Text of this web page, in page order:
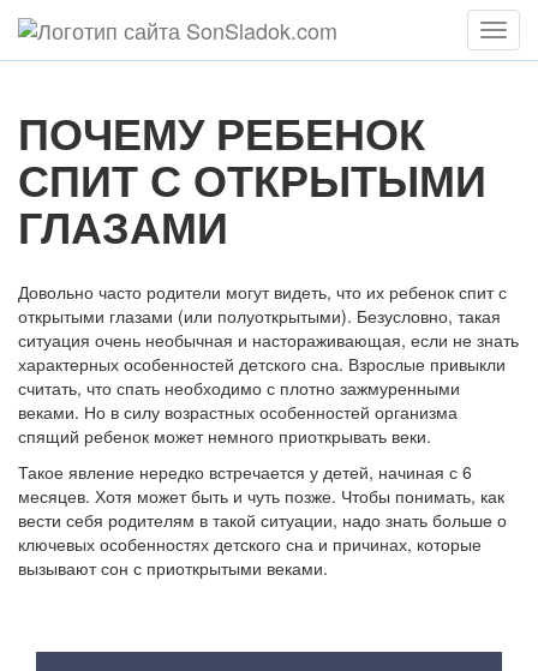
Меню
ПОЧЕМУ РЕБЕНОК
СПИТ С ОТКРЫТЫМИ
ГЛАЗАМИ
Довольно часто родители могут видеть, что их ребенок спит с
открытыми глазами (или полуоткрытыми). Безусловно, такая
ситуация очень необычная и настораживающая, если не знать
характерных особенностей детского сна. Взрослые привыкли
считать, что спать необходимо с плотно зажмуренными
веками. Но в силу возрастных особенностей организма
спящий ребенок может немного приоткрывать веки.
Такое явление нередко встречается у детей, начиная с 6
месяцев. Хотя может быть и чуть позже. Чтобы понимать, как
вести себя родителям в такой ситуации, надо знать больше о
ключевых особенностях детского сна и причинах, которые
вызывают сон с приоткрытыми веками.